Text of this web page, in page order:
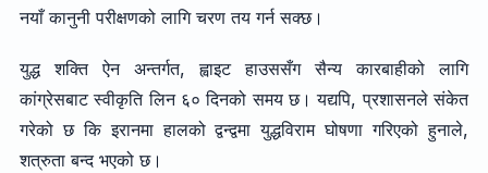
नयाँ कानुनी परीक्षणको लागि चरण तय गर्न सक्छ।
युद्ध शक्ति ऐन अन्तर्गत, ह्वाइट हाउससँग सैन्य कारबाहीको लागि
कांग्रेसबाट स्वीकृति लिन ६० दिनको समय छ। यद्यपि, प्रशासनले संकेत
गरेको छ कि इरानमा हालको द्वन्द्वमा युद्धविराम घोषणा गरिएको हुनाले,
शत्रुता बन्द भएको छ।